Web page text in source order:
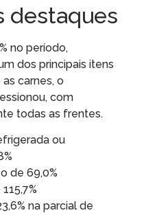
destaques
no período,
dos principais itens
carnes, o
com
todas as frentes.
ou
de 69,0%
na parcial de